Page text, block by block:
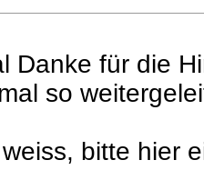
Danke für die
so
bitte hier